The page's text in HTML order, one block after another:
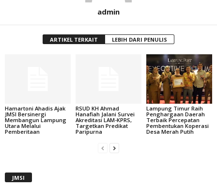
admin
ARTIKEL TERKAIT LEBIH DARI PENULIS
Hamartoni Ahadis Ajak
JMSI Bersinergi
Membangun Lampung
Utara Melalui
Pemberitaan
RSUD KH Ahmad
Hanafiah Jalani Survei
Akreditasi LAM-KPRS,
Targetkan Predikat
Paripurna
Lampung Timur Raih
Penghargaan Daerah
Terbaik Percepatan
Pembentukan Koperasi
Desa Merah Putih
JMSI